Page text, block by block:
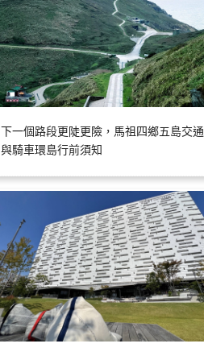
下一個路段更陡更險，馬祖四鄉五島交通
與騎車環島行前須知